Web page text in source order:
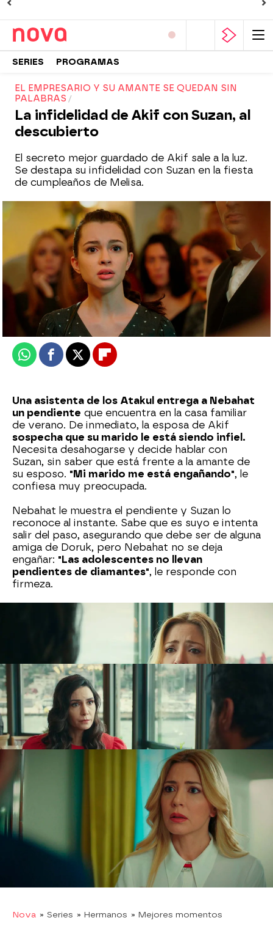
SERIES PROGRAMAS
EL EMPRESARIO Y SU AMANTE SE QUEDAN SIN
PALABRAS
La infidelidad de Akif con Suzan, al
descubierto
El secreto mejor guardado de Akif sale a la luz.
Se destapa su infidelidad con Suzan en la fiesta
de cumpleaños de Melisa.
Nova
Publicado:10 de mayo de 2025, 23:55
WhatsappFacebook
X Flipboard
Una asistenta de los Atakul entrega a Nebahat
un pendiente que encuentra en la casa familiar
de verano. De inmediato, la esposa de Akif
sospecha que su marido le está siendo infiel.
Necesita desahogarse y decide hablar con
Suzan, sin saber que está frente a la amante de
su esposo. "Mi marido me está engañando", le
confiesa muy preocupada.
Nebahat le muestra el pendiente y Suzan lo
reconoce al instante. Sabe que es suyo e intenta
salir del paso, asegurando que debe ser de alguna
amiga de Doruk, pero Nebahat no se deja
engañar: "Las adolescentes no llevan
pendientes de diamantes", le responde con
firmeza.
Alarmada, Suzan le cuenta todo a Akif. Él, frío y
calculador, le resta importancia: "No te
preocupes, yo me encargo de ella".
Y pone en marcha un plan:
hace creer a su mujer
que los pendientes eran un regalo para ella,
que uno se le cayó cuando fue a la casa de
verano para mandar redecorar la vivienda.
Nebahat, confiada y enamorada de él, le cree.
Pero como siempre, las mentiras tienen las patas
muy cortas y, en la fiesta de cumpleaños de
Melisa, todo estalla:
Aybike revela la verdad
delante de todos.
"Tu marido y tu amiga Suzan
estaban arriba besándose" , afirma.
El escándalo es total. Suzan y Akif se quedan
paralizados ante las miradas atónitas de los
invitados. ¿Conseguirán salir airosos de esta
situación tan embarazosa?
Nova » Series » Hermanos » Mejores momentos